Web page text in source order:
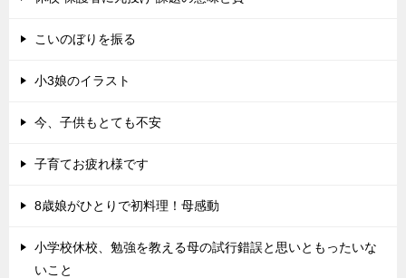
こいのぼりを振る
小3娘のイラスト
今、子供もとても不安
子育てお疲れ様です
8歳娘がひとりで初料理！母感動
小学校休校、勉強を教える母の試行錯誤と思いともったいな
いこと